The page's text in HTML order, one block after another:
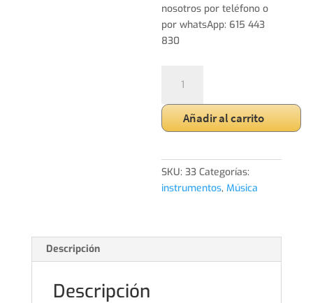
nosotros por teléfono o
por whatsApp: 615 443
830
trompeta
VINCENT
1/2C
cantidad
Añadir al carrito
SKU:33 Categorías:
instrumentos,Música
Descripción
Descripción